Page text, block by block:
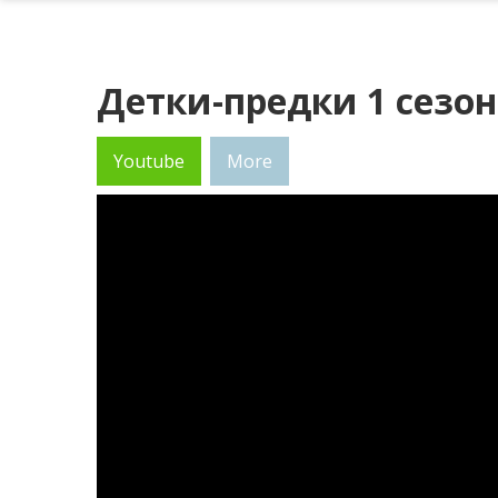
Детки-предки 1
Youtube More